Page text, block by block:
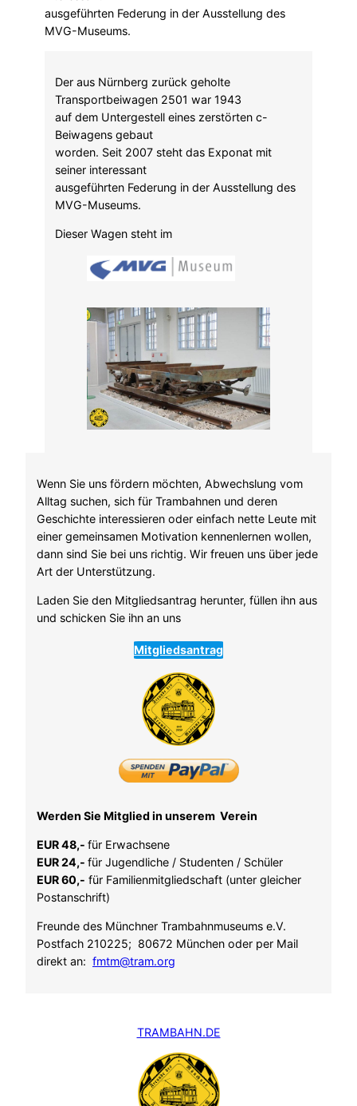
ausgeführten Federung in der Ausstellung des
MVG-Museums.
Der aus Nürnberg zurück geholte
Transportbeiwagen 2501 war 1943
auf dem Untergestell eines zerstörten c-
Beiwagens gebaut
worden. Seit 2007 steht das Exponat mit
seiner interessant
ausgeführten Federung in der Ausstellung des
MVG-Museums.
Dieser Wagen steht im
Wenn Sie uns fördern möchten, Abwechslung vom
Alltag suchen, sich für Trambahnen und deren
Geschichte interessieren oder einfach nette Leute mit
einer gemeinsamen Motivation kennenlernen wollen,
dann sind Sie bei uns richtig. Wir freuen uns über jede
Art der Unterstützung.
Laden Sie den Mitgliedsantrag herunter, füllen ihn aus
und schicken Sie ihn an uns
Mitgliedsantrag
Werden Sie Mitglied in unserem Verein
EUR 48,- für Erwachsene
EUR 24,- für Jugendliche / Studenten / Schüler
EUR 60,- für Familienmitgliedschaft (unter gleicher
Postanschrift)
Freunde des Münchner Trambahnmuseums e.V.
Postfach 210225; 80672 München oder per Mail
direkt an: fmtm@tram.org
TRAMBAHN.DE